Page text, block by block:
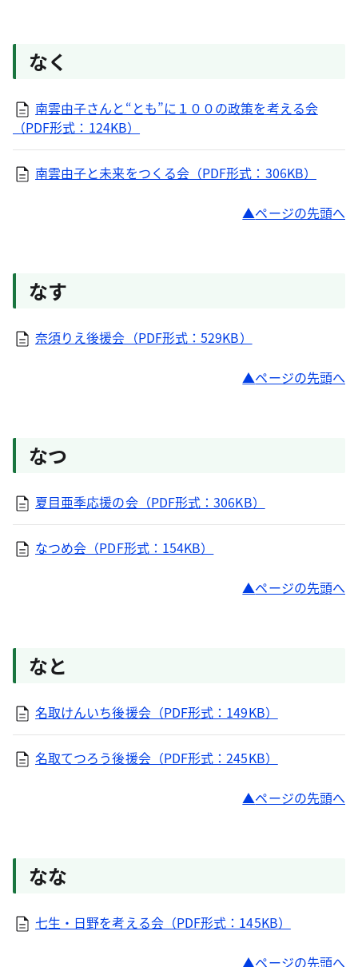
なく
南雲由子さんと“とも”に１００の政策を考える会
（PDF形式：124KB）
南雲由子と未来をつくる会（PDF形式：306KB）
ページの先頭へ
なす
奈須りえ後援会（PDF形式：529KB）
ページの先頭へ
なつ
夏目亜季応援の会（PDF形式：306KB）
なつめ会（PDF形式：154KB）
ページの先頭へ
なと
名取けんいち後援会（PDF形式：149KB）
名取てつろう後援会（PDF形式：245KB）
ページの先頭へ
なな
七生・日野を考える会（PDF形式：145KB）
ページの先頭へ